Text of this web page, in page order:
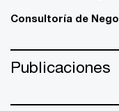
Consultoría de
Publicaciones